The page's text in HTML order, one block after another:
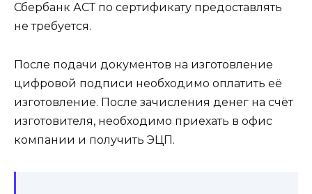
Сбербанк АСТ по сертификату предоставлять
не требуется.
После подачи документов на изготовление
цифровой подписи необходимо оплатить её
изготовление. После зачисления денег на счёт
изготовителя, необходимо приехать в офис
компании и получить ЭЦП.